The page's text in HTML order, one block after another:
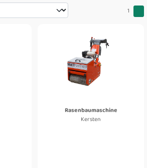
1
Rasenbaumaschine
Kersten